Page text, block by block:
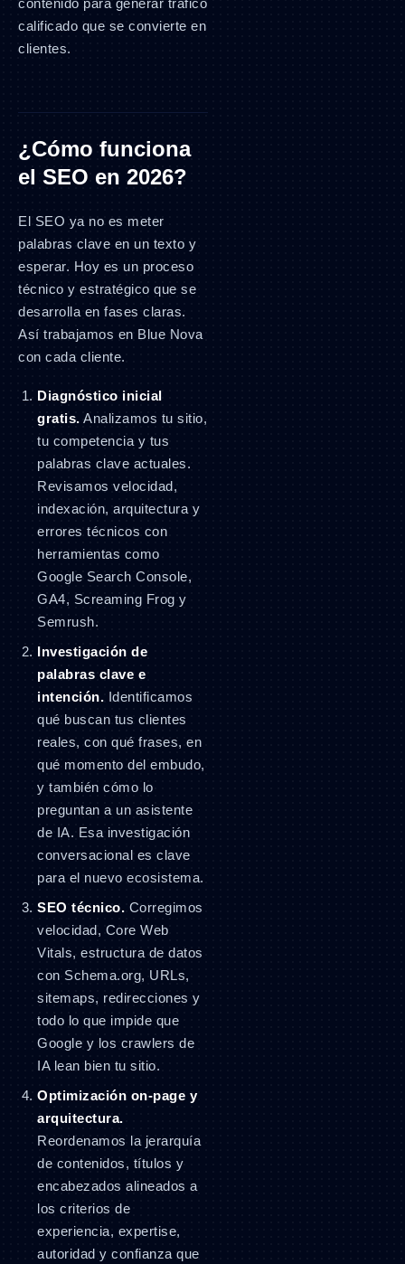
contenido para generar tráfico
calificado que se convierte en
clientes.
¿Cómo funciona
el SEO en 2026?
El SEO ya no es meter
palabras clave en un texto y
esperar. Hoy es un proceso
técnico y estratégico que se
desarrolla en fases claras.
Así trabajamos en Blue Nova
con cada cliente.
Diagnóstico inicial
gratis. Analizamos tu sitio,
tu competencia y tus
palabras clave actuales.
Revisamos velocidad,
indexación, arquitectura y
errores técnicos con
herramientas como
Google Search Console,
GA4, Screaming Frog y
Semrush.
Investigación de
palabras clave e
intención. Identificamos
qué buscan tus clientes
reales, con qué frases, en
qué momento del embudo,
y también cómo lo
preguntan a un asistente
de IA. Esa investigación
conversacional es clave
para el nuevo ecosistema.
SEO técnico. Corregimos
velocidad, Core Web
Vitals, estructura de datos
con Schema.org, URLs,
sitemaps, redirecciones y
todo lo que impide que
Google y los crawlers de
IA lean bien tu sitio.
Optimización on-page y
arquitectura.
Reordenamos la jerarquía
de contenidos, títulos y
encabezados alineados a
los criterios de
experiencia, expertise,
autoridad y confianza que